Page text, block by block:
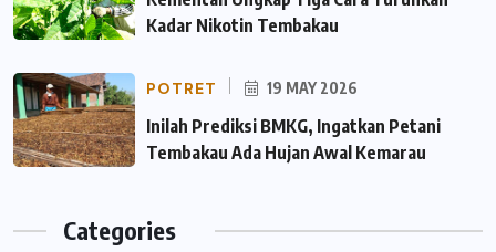
Kadar Nikotin Tembakau
POTRET 19 MAY 2026
Inilah Prediksi BMKG, Ingatkan Petani
Tembakau Ada Hujan Awal Kemarau
Categories